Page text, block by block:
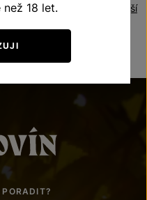
Nejnovější
Řazení:
PORADIT?
18 let.